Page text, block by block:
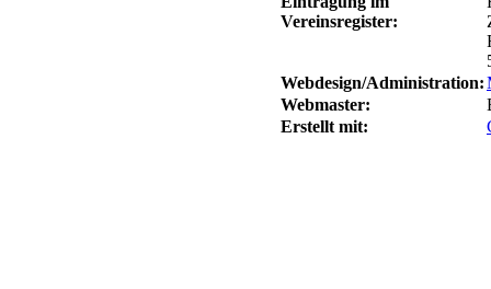
Vereinsregister:
Webdesign/Administration:
Webmaster:
Erstellt mit: